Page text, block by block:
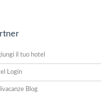
il tuo hotel
Login
Blog